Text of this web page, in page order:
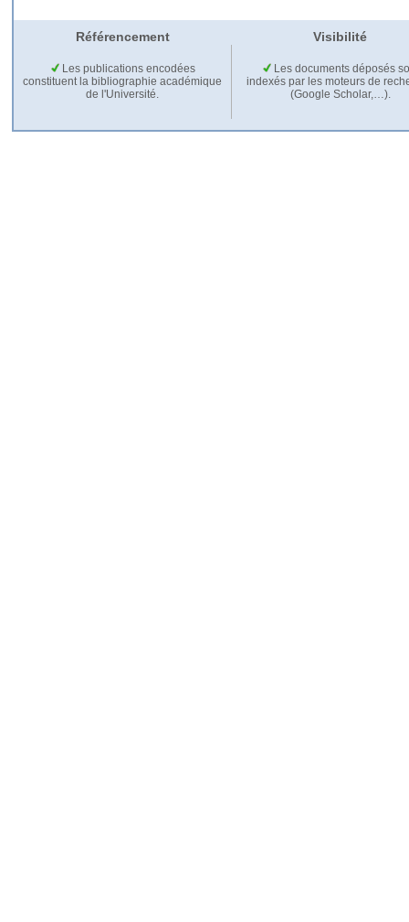
Référencement Visibilité
Les publications encodées
constituent la bibliographie académique
de l'Université.
Les documents déposés
indexés par les moteurs de
(Google Scholar,…).